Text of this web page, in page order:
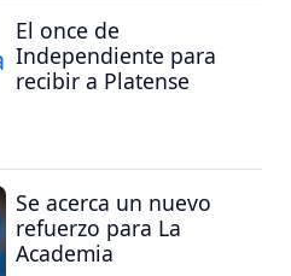
El once de
Independiente para
recibir a Platense
Se acerca un nuevo
refuerzo para La
Academia